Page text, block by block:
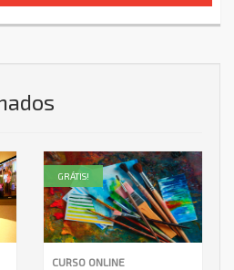
CURSO ONLINE
GRÁTIS!